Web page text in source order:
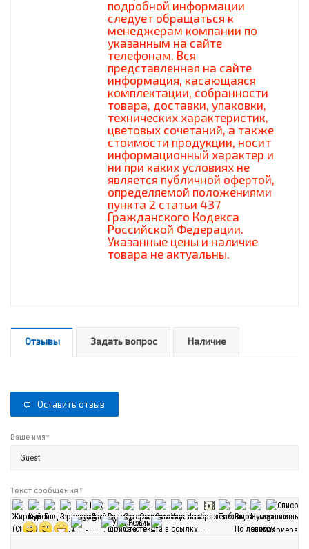
подробной информации
следует обращаться к
менеджерам компании по
указанным на сайте
телефонам. Вся
представленная на сайте
информация, касающаяся
комплектации, собранности
товара, доставки, упаковки,
технических характеристик,
цветовых сочетаний, а также
стоимости продукции, носит
информационный характер и
ни при каких условиях не
является публичной офертой,
определяемой положениями
пункта 2 статьи 437
Гражданского Кодекса
Российской Федерации.
Указанные цены и наличие
товара не актуальны.
Отзывы Задать вопрос Наличие
Оставить отзыв
Ваше имя*
Текст сообщения*